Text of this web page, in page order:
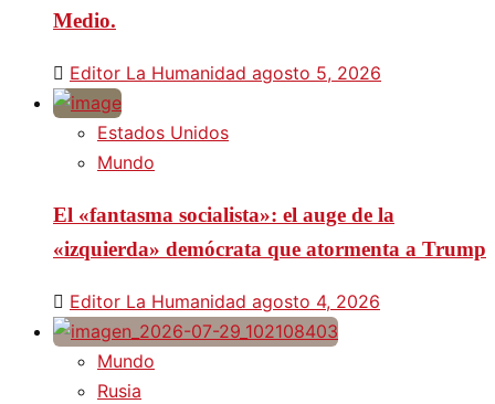
Medio.
Editor La Humanidad agosto 5, 2026
Estados Unidos
Mundo
El «fantasma socialista»: el auge de la
«izquierda» demócrata que atormenta a Trump
Editor La Humanidad agosto 4, 2026
Mundo
Rusia